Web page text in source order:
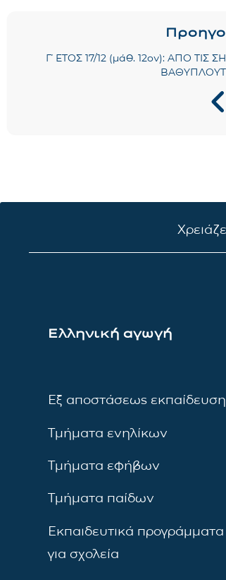
Γ΄ ΕΤΟΣ 17/12 (μάθ. 12ον): ΑΠΟ ΤΙΣ
Ελληνική αγωγή
Εξ αποστάσεως εκπαίδευση
Τμήματα ενηλίκων
Τμήματα εφήβων
Τμήματα παίδων
Εκπαιδευτικά προγράμματα
για σχολεία